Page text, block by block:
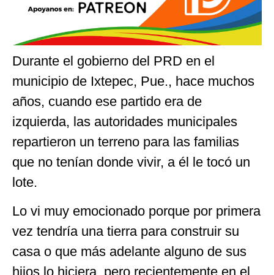
Durante el gobierno del PRD en el
municipio de Ixtepec, Pue., hace muchos
años, cuando ese partido era de
izquierda, las autoridades municipales
repartieron un terreno para las familias
que no tenían donde vivir, a él le tocó un
lote.
Lo vi muy emocionado porque por primera
vez tendría una tierra para construir su
casa o que más adelante alguno de sus
hijos lo hiciera, pero recientemente en el